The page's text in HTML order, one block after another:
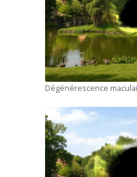
Dégénérescence